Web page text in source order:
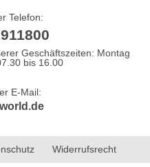
Telefon:
Geschäftszeiten: Montag
bis 16.00
E-Mail:
Widerrufsrecht